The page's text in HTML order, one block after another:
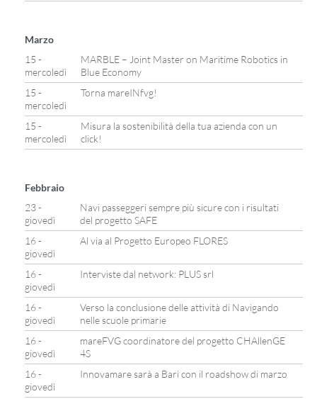
Marzo
15 -
mercoledì
MARBLE – Joint Master on Maritime Robotics in
Blue Economy
15 -
mercoledì
Torna mareINfvg!
15 -
mercoledì
Misura la sostenibilità della tua azienda con un
click!
Febbraio
23 -
giovedì
Navi passeggeri sempre più sicure con i risultati
del progetto SAFE
16 -
giovedì
Al via al Progetto Europeo FLORES
16 -
giovedì
Interviste dal network: PLUS srl
16 -
giovedì
Verso la conclusione delle attività di Navigando
nelle scuole primarie
16 -
giovedì
mareFVG coordinatore del progetto CHAllenGE
4S
16 -
giovedì
Innovamare sarà a Bari con il roadshow di marzo